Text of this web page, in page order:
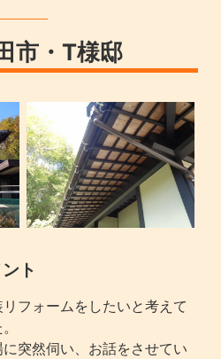
市・T様邸
ト
フォームをしたいと考えて
突然伺い、お話をさせてい